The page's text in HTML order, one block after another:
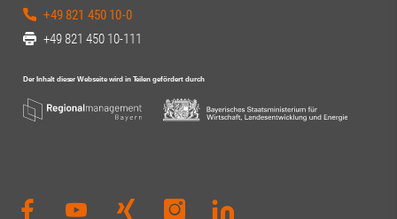
+49 821 450 10-0
+49 821 450 10-111